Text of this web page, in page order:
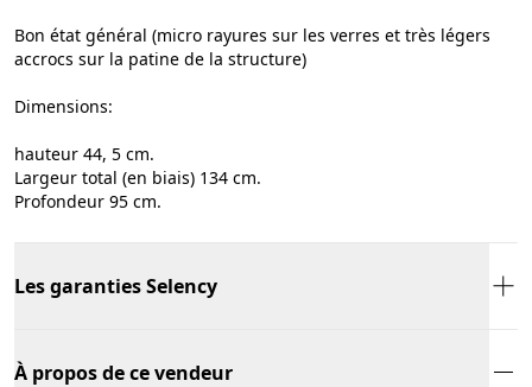
Bon état général (micro rayures sur les verres et très légers
accrocs sur la patine de la structure)
Dimensions:
hauteur 44, 5 cm.
Largeur total (en biais) 134 cm.
Profondeur 95 cm.
Les garanties Selency
À propos de ce vendeur